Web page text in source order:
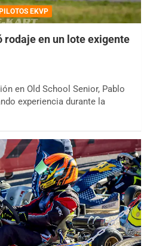
EKVP
rodaje en un lote exigente
en Old School Senior, Pablo
experiencia durante la